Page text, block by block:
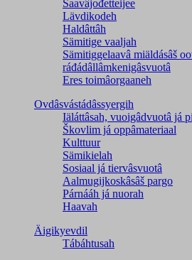
Saavâjođetteijee
Lävdikodeh
Haldâttâh
Sämitige vaaljah
Sämitiggelaavâ miäldásâš
ráđádâllâmkenigâsvuotâ
Eres toimâorgaaneh
Ovdâsvástádâssyergih
Iäláttâsah, vuoigâdvuotâ já
Škovlim já oppâmateriaal
Kulttuur
Sämikielah
Sosiaal já tiervâsvuotâ
Aalmugijkoskâsâš pargo
Párnááh já nuorah
Haavah
Äigikyevdil
Tábáhtusah